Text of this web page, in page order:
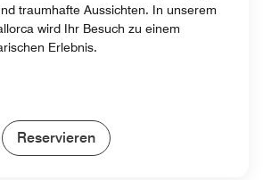
traumhafte Aussichten. In unserem
wird Ihr Besuch zu einem
Erlebnis.
Reservieren